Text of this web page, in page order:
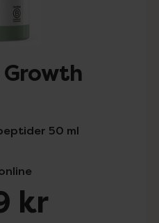
Growth
50 ml
kr